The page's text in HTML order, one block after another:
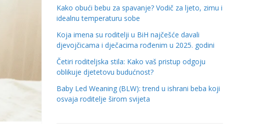
Kako obući bebu za spavanje? Vodič za ljeto, zimu i
idealnu temperaturu sobe
Koja imena su roditelji u BiH najčešće davali
djevojčicama i dječacima rođenim u 2025. godini
Četiri roditeljska stila: Kako vaš pristup odgoju
oblikuje djetetovu budućnost?
Baby Led Weaning (BLW): trend u ishrani beba koji
osvaja roditelje širom svijeta